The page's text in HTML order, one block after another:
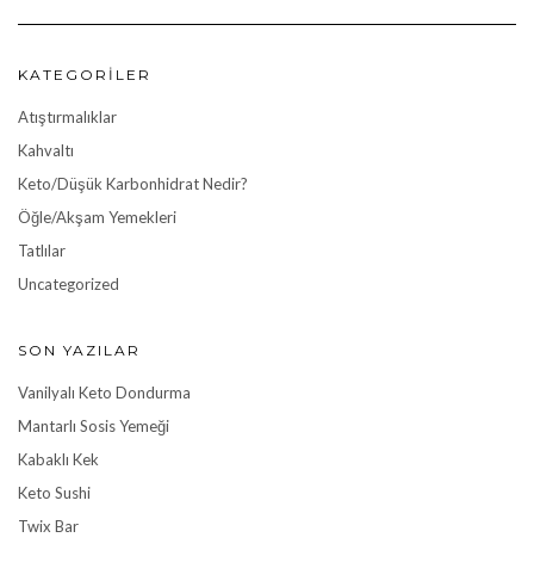
KATEGORILER
Atıştırmalıklar
Kahvaltı
Keto/Düşük Karbonhidrat Nedir?
Öğle/Akşam Yemekleri
Tatlılar
Uncategorized
SON YAZILAR
Vanilyalı Keto Dondurma
Mantarlı Sosis Yemeği
Kabaklı Kek
Keto Sushi
Twix Bar